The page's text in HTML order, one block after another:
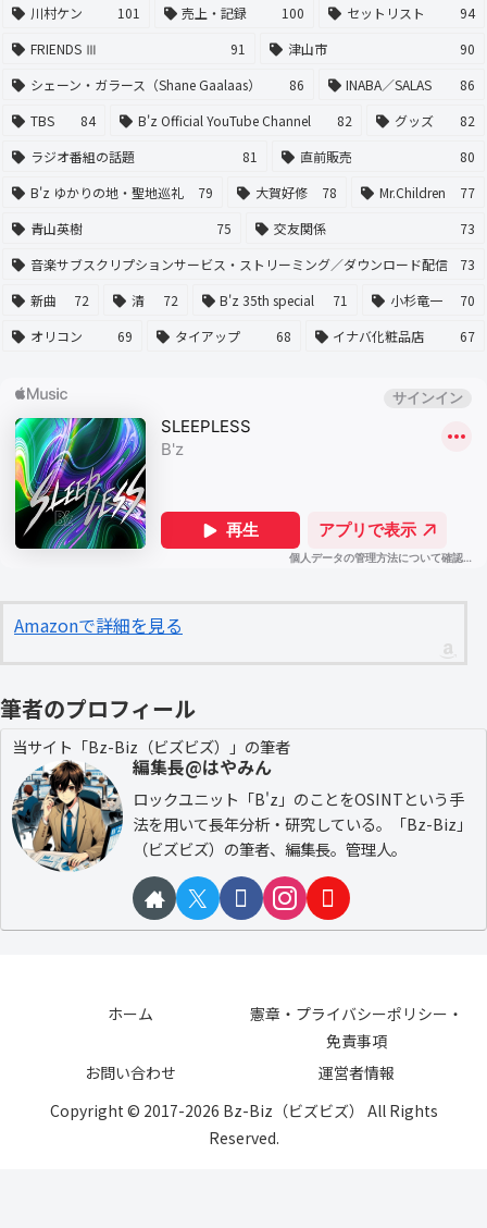
川村ケン
101 売上・記録 100 セットリスト
94
FRIENDS Ⅲ
91 津山市
90
シェーン・ガラース（Shane Gaalaas）
86 INABA／SALAS
86
TBS
84 B'z Official YouTube Channel 82 グッズ
82
ラジオ番組の話題
81 直前販売
80
B'z ゆかりの地・聖地巡礼
79 大賀好修 78 Mr.Children
77
青山英樹
75 交友関係
73
音楽サブスクリプションサービス・ストリーミング／ダウンロード配信
73
新曲
72 清 72 B'z 35th special 71 小杉竜一
70
オリコン
69 タイアップ 68 イナバ化粧品店 67
Amazonで詳細を見る
筆者のプロフィール
当サイト「Bz-Biz（ビズビズ）」の筆者
編集長@はやみん
ロックユニット「B'z」のことをOSINTという手
法を用いて長年分析・研究している。「Bz-Biz」
（ビズビズ）の筆者、編集長。管理人。
ホーム
憲章・プライバシーポリシー・
免責事項
お問い合わせ
運営者情報
Copyright © 2017-2026 Bz-Biz（ビズビズ） All Rights
Reserved.